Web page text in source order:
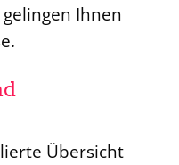
Ihnen
Übersicht